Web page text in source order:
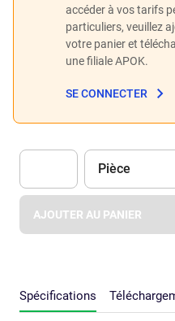
accéder à vos tarifs
particuliers, veuillez
votre panier et
une filiale APOK.
SE CONNECTER
Unité
Pièce
AJOUTER AU PANIER
Spécifications